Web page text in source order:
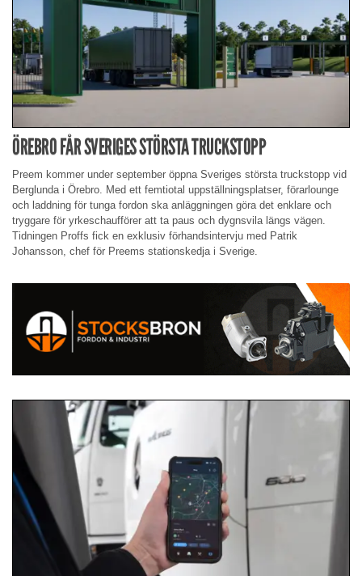
ÖREBRO FÅR SVERIGES STÖRSTA TRUCKSTOPP
Preem kommer under september öppna Sveriges största truckstopp vid
Berglunda i Örebro. Med ett femtiotal uppställningsplatser, förarlounge
och laddning för tunga fordon ska anläggningen göra det enklare och
tryggare för yrkeschaufförer att ta paus och dygnsvila längs vägen.
Tidningen Proffs fick en exklusiv förhandsintervju med Patrik
Johansson, chef för Preems stationskedja i Sverige.